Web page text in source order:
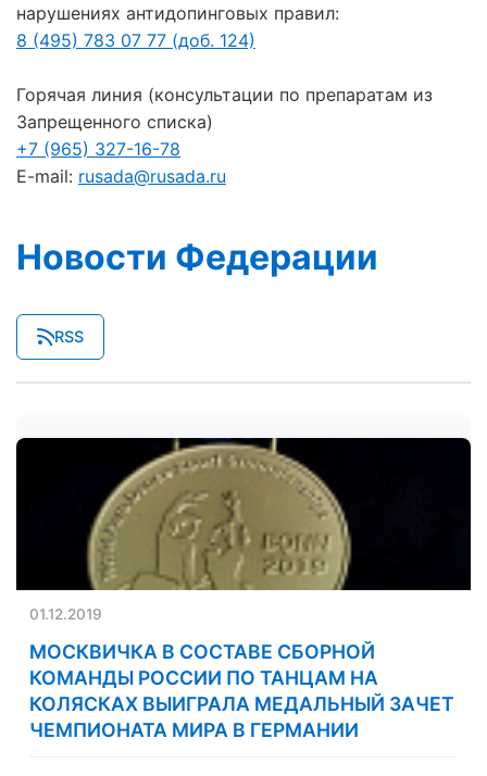
нарушениях антидопинговых правил:
8 (495) 783 07 77 (доб. 124)
Горячая линия (консультации по препаратам из
Запрещенного списка)
+7 (965) 327-16-78
E-mail: rusada@rusada.ru
Новости Федерации
RSS
01.12.2019
МОСКВИЧКА В СОСТАВЕ СБОРНОЙ
КОМАНДЫ РОССИИ ПО ТАНЦАМ НА
КОЛЯСКАХ ВЫИГРАЛА МЕДАЛЬНЫЙ ЗАЧЕТ
ЧЕМПИОНАТА МИРА В ГЕРМАНИИ